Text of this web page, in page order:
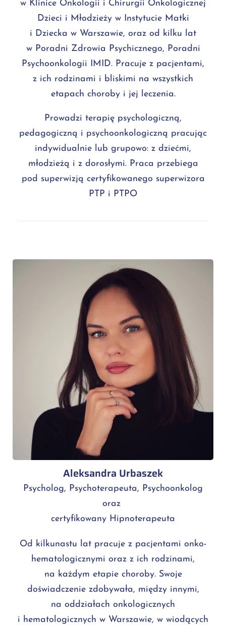
w Klinice Onkologii i Chirurgii Onkologicznej
Dzieci i Młodzieży w Instytucie Matki
i Dziecka w Warszawie, oraz od kilku lat
w Poradni Zdrowia Psychicznego, Poradni
Psychoonkologii IMID. Pracuje z pacjentami,
z ich rodzinami i bliskimi na wszystkich
etapach choroby i jej leczenia.
Prowadzi terapię psychologiczną,
pedagogiczną i psychoonkologiczną pracując
indywidualnie lub grupowo: z dziećmi,
młodzieżą i z dorosłymi. Praca przebiega
pod superwizją certyfikowanego superwizora
PTP i PTPO
Aleksandra Urbaszek
Psycholog, Psychoterapeuta, Psychoonkolog
oraz
certyfikowany Hipnoterapeuta
Od kilkunastu lat pracuje z pacjentami onko-
hematologicznymi oraz z ich rodzinami,
na każdym etapie choroby. Swoje
doświadczenie zdobywała, między innymi,
na oddziałach onkologicznych
i hematologicznych w Warszawie, w wiodących